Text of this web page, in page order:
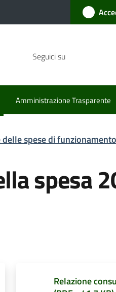
Seguici su
Amministrazione Trasparente
Menu selezionato
spese di funzionamento
spesa
Relazione